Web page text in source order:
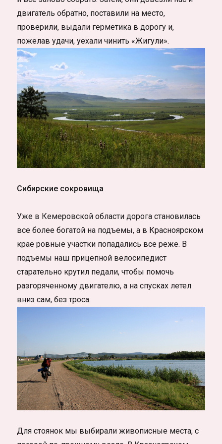
двигатель обратно, поставили на место,
проверили, выдали герметика в дорогу и,
пожелав удачи, уехали чинить «Жигули».
Сибирские сокровища
Уже в Кемеровской области дорога становилась
все более богатой на подъемы, а в Красноярском
крае ровные участки попадались все реже. В
подъемы наш прицепной велосипедист
старательно крутил педали, чтобы помочь
разгоряченному двигателю, а на спусках летел
вниз сам, без троса.
Для стоянок мы выбирали живописные места, с